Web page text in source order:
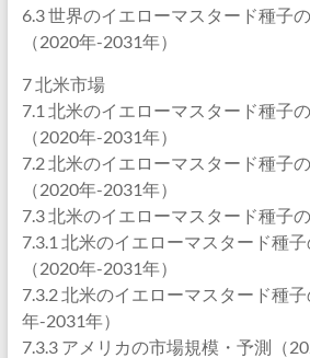
6.3 世界のイエローマスタード種子
（2020年-2031年）
7 北米市場
7.1 北米のイエローマスタード種子
（2020年-2031年）
7.2 北米のイエローマスタード種子
（2020年-2031年）
7.3 北米のイエローマスタード種子
7.3.1 北米のイエローマスタード種
（2020年-2031年）
7.3.2 北米のイエローマスタード種
年-2031年）
7.3.3 アメリカの市場規模・予測（